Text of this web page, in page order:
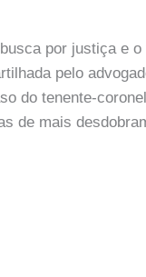
por justiça e
pelo
do tenente-
de mais